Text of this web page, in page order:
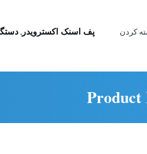
کردن
پف اسنک اکسترویدر ,
Product